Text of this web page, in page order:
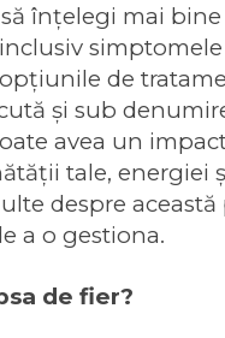
înțelegi mai bine
simptomele
de
și sub
avea un
tale, energiei
despre această
a o gestiona.
de fier?